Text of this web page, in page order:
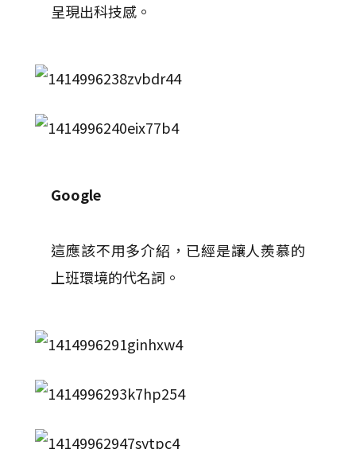
呈現出科技感。
Google
這應該不用多介紹，已經是讓人羨慕的
上班環境的代名詞。